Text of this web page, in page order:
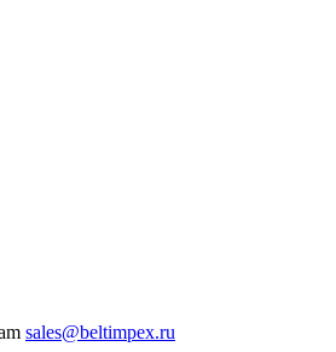
sales@beltimpex.ru